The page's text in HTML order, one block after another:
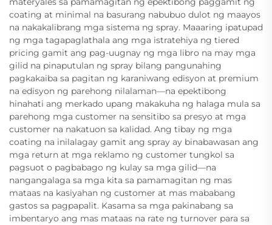
coating at minimal na basurang nabubuo dulot ng maayos
na nakakalibrang mga sistema ng spray. Maaaring ipatupad
ng mga tagapaglathala ang mga istratehiya ng tiered
pricing gamit ang pag-uugnay ng mga libro na may mga
gilid na pinaputulan ng spray bilang pangunahing
pagkakaiba sa pagitan ng karaniwang edisyon at premium
na edisyon ng parehong nilalaman—na epektibong
hinahati ang merkado upang makakuha ng halaga mula sa
parehong mga customer na sensitibo sa presyo at mga
customer na nakatuon sa kalidad. Ang tibay ng mga
coating na inilalagay gamit ang spray ay binabawasan ang
mga return at mga reklamo ng customer tungkol sa
pagsuot o pagbabago ng kulay sa mga gilid—na
nangangalaga sa mga kita sa pamamagitan ng mas
mataas na kasiyahan ng customer at mas mababang
gastos sa pagpapalit. Kasama sa mga pakinabang sa
imbentaryo ang mas mataas na rate ng turnover para sa